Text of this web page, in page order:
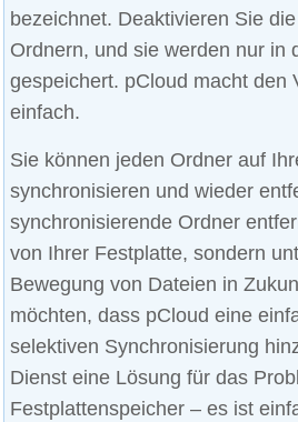
bezeichnet. Deaktivieren Sie
Ordnern, und sie werden nur in
gespeichert. pCloud macht den
einfach.
Sie können jeden Ordner auf
synchronisieren und wieder
synchronisierende Ordner
von Ihrer Festplatte, sondern
Bewegung von Dateien in
möchten, dass pCloud eine
selektiven Synchronisierung
Dienst eine Lösung für das
Festplattenspeicher – es ist